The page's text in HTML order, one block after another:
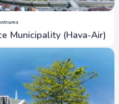
Municipality (Hava-Air)